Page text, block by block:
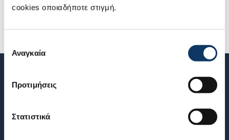
cookies οποιαδήποτε στιγμή.
συγκατάθεσης
Αναγκαία
Προτιμήσεις
Στατιστικά
Νιώθουμε ιδιαίτερη τιμή που εκπροσωπήσαμε την χώρα
Εγγραφείτε στο newsletter μας για να ενημερώνεστε για όλα τα